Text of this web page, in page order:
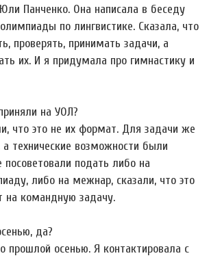
Панченко. Она написала в беседу
по лингвистике. Сказала, что
проверять, принимать задачи, а
их. И я придумала про гимнастику и
на УОЛ?
что это не их формат. Для задачи же
технические возможности были
подать либо на
либо на межнар, сказали, что это
на командную задачу.
да?
прошлой осенью. Я контактировала с